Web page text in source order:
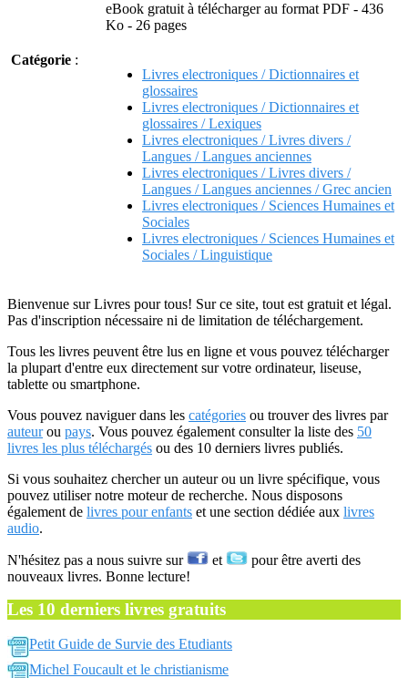
eBook gratuit à télécharger au format PDF - 436
Ko - 26 pages
Catégorie :
Livres electroniques / Dictionnaires et
glossaires
Livres electroniques / Dictionnaires et
glossaires / Lexiques
Livres electroniques / Livres divers /
Langues / Langues anciennes
Livres electroniques / Livres divers /
Langues / Langues anciennes / Grec ancien
Livres electroniques / Sciences Humaines et
Sociales
Livres electroniques / Sciences Humaines et
Sociales / Linguistique
Bienvenue sur Livres pour tous! Sur ce site, tout est gratuit et légal.
Pas d'inscription nécessaire ni de limitation de téléchargement.
Tous les livres peuvent être lus en ligne et vous pouvez télécharger
la plupart d'entre eux directement sur votre ordinateur, liseuse,
tablette ou smartphone.
Vous pouvez naviguer dans les catégories ou trouver des livres par
auteurou pays. Vous pouvez également consulter la liste des 50
livres les plus téléchargés ou des 10 derniers livres publiés.
Si vous souhaitez chercher un auteur ou un livre spécifique, vous
pouvez utiliser notre moteur de recherche. Nous disposons
également de livres pour enfants et une section dédiée aux livres
audio.
N'hésitez pas a nous suivre sur et
pour être averti des
nouveaux livres. Bonne lecture!
Les 10 derniers livres gratuits
Petit Guide de Survie des Etudiants
Michel Foucault et le christianisme